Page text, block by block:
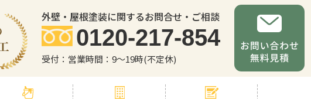
外壁・屋根塗装に関するお問合せ・ご相談
0120-217-854
受付：営業時間：9～19時(不定休)